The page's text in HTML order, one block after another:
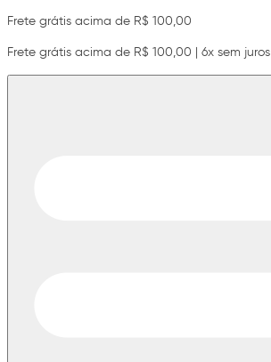
Frete grátis acima de R$ 100,00
Frete grátis acima de R$ 100,00 | 6x sem juros